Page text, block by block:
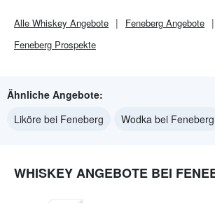
Alle Whiskey Angebote Feneberg Angebote
Feneberg Prospekte
Ähnliche Angebote:
Liköre bei Feneberg
Wodka bei Feneberg
WHISKEY ANGEBOTE BEI